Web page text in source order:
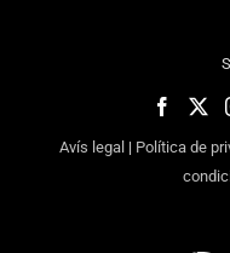
Avís legal | Política de